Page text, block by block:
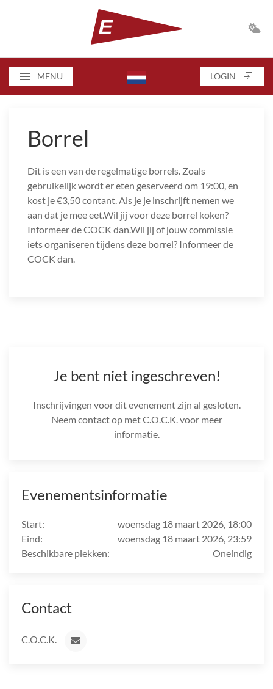
MENU LOGIN
Borrel
Dit is een van de regelmatige borrels. Zoals
gebruikelijk wordt er eten geserveerd om 19:00, en
kost je €3,50 contant. Als je je inschrijft nemen we
aan dat je mee eet.Wil jij voor deze borrel koken?
Informeer de COCK dan.Wil jij of jouw commissie
iets organiseren tijdens deze borrel? Informeer de
COCK dan.
Je bent niet ingeschreven!
Inschrijvingen voor dit evenement zijn al gesloten.
Neem contact op met C.O.C.K. voor meer
informatie.
Evenementsinformatie
Start:
woensdag 18 maart 2026, 18:00
Eind:
woensdag 18 maart 2026, 23:59
Beschikbare plekken:
Oneindig
Contact
C.O.C.K.